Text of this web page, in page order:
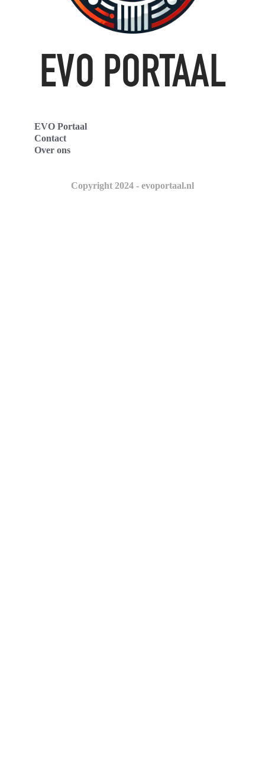
EVO Portaal
Contact
Over ons
Copyright 2024 - evoportaal.nl